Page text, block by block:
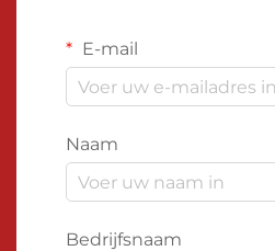
E-mail
Naam
Bedrijfsnaam